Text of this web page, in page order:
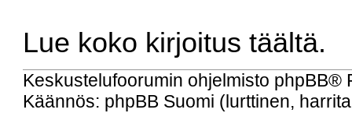
Lue koko kirjoitustäältä.
Keskustelufoorumin ohjelmisto phpBB®
Käännös: phpBB Suomi (lurttinen,